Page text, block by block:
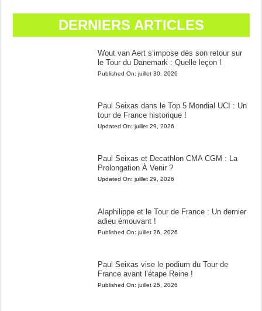
DERNIERS ARTICLES
Wout van Aert s’impose dès son retour sur
le Tour du Danemark : Quelle leçon !
Published On: juillet 30, 2026
Paul Seixas dans le Top 5 Mondial UCI : Un
tour de France historique !
Updated On: juillet 29, 2026
Paul Seixas et Decathlon CMA CGM : La
Prolongation À Venir ?
Updated On: juillet 29, 2026
Alaphilippe et le Tour de France : Un dernier
adieu émouvant !
Published On: juillet 26, 2026
Paul Seixas vise le podium du Tour de
France avant l’étape Reine !
Published On: juillet 25, 2026